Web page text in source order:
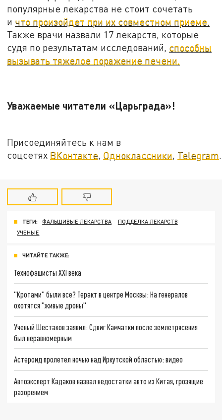
популярные лекарства не стоит сочетать
и что произойдет при их совместном приеме.
Также врачи назвали 17 лекарств, которые
судя по результатам исследований, способны
вызывать тяжелое поражение печени.
Уважаемые читатели «Царьграда»!
Присоединяйтесь к нам в
соцсетях ВКонтакте, Одноклассники, Telegram.
ТЕГИ: ФАЛЬШИВЫЕ ЛЕКАРСТВА
ПОДДЕЛКА ЛЕКАРСТВ
УЧЕНЫЕ
ЧИТАЙТЕ ТАКЖЕ:
Технофашисты XXI века
"Кротами" были все? Теракт в центре Москвы: На генералов
охотятся "живые дроны"
Ученый Шестаков заявил: Сдвиг Камчатки после землетрясения
был неравномерным
Астероид пролетел ночью над Иркутской областью: видео
Автоэксперт Кадаков назвал недостатки авто из Китая, грозящие
разорением